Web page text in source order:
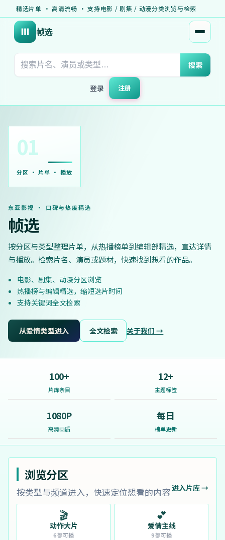
精选片单 · 高清流畅 · 支持电影 / 剧集 / 动漫分类浏览与检索
帧选 打开
搜索
登录 注册
01
分区 · 片单 · 播放
东亚影视 · 口碑与热度精选
帧选
按分区与类型整理片单，从热播榜单到编辑部精选，直达详情
与播放。检索片名、演员或题材，快速找到想看的作品。
电影、剧集、动漫分区浏览
热播榜与编辑精选，缩短选片时间
支持关键词全文检索
从爱情类型进入 全文检索 关于我们 →
100+
片库条目
12+
主题标签
1080P
高清画质
每日
榜单更新
浏览分区
按类型与频道进入，快速定位想看的内容进入片库 →
🎬
动作大片
6部可播
💕
爱情主线
9部可播